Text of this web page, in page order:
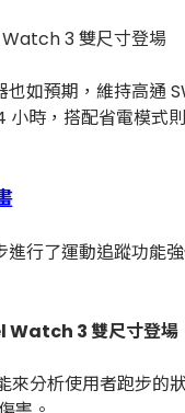
如預期，維持高通
時，搭配省電模式
行了運動追蹤功能
分析使用者跑步的